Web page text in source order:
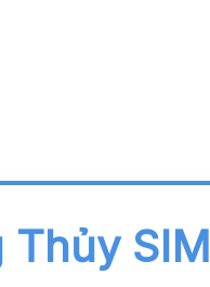
Thủy SIM